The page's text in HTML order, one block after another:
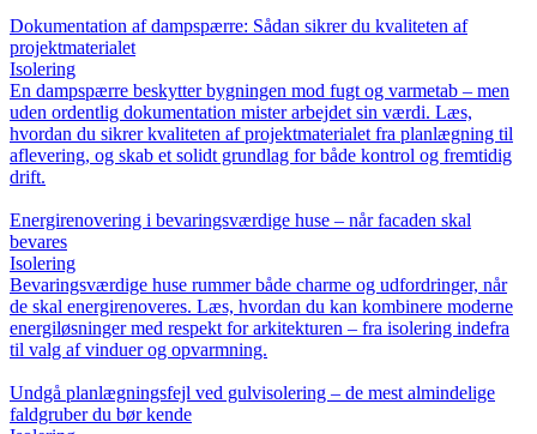
Dokumentation af dampspærre: Sådan sikrer du kvaliteten af
projektmaterialet
Isolering
En dampspærre beskytter bygningen mod fugt og varmetab – men
uden ordentlig dokumentation mister arbejdet sin værdi. Læs,
hvordan du sikrer kvaliteten af projektmaterialet fra planlægning til
aflevering, og skab et solidt grundlag for både kontrol og fremtidig
drift.
Energirenovering i bevaringsværdige huse – når facaden skal
bevares
Isolering
Bevaringsværdige huse rummer både charme og udfordringer, når
de skal energirenoveres. Læs, hvordan du kan kombinere moderne
energiløsninger med respekt for arkitekturen – fra isolering indefra
til valg af vinduer og opvarmning.
Undgå planlægningsfejl ved gulvisolering – de mest almindelige
faldgruber du bør kende